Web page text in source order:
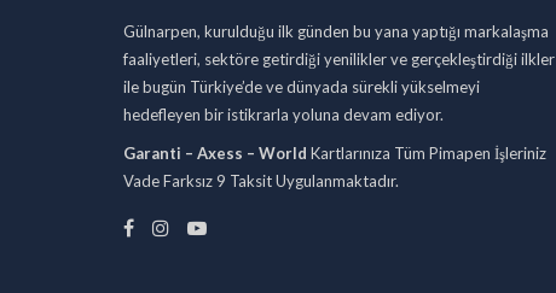
Gülnarpen, kurulduğu ilk günden bu yana yaptığı markalaşma
faaliyetleri, sektöre getirdiği yenilikler ve gerçekleştirdiği ilkler
ile bugün Türkiye’de ve dünyada sürekli yükselmeyi
hedefleyen bir istikrarla yoluna devam ediyor.
Garanti – Axess – World Kartlarınıza Tüm Pimapen İşleriniz
Vade Farksız 9 Taksit Uygulanmaktadır.